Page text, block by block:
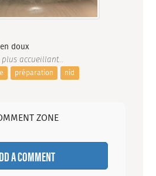
doux
accueillant...
préparation nid
ZONE
A COMMENT